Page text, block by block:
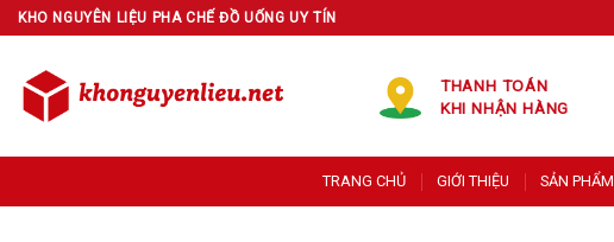
Skip
to
content
KHO NGUYÊN LIỆU PHA CHẾ ĐỒ UỐNG UY TÍN
THANH TOÁN
KHI NHẬN HÀNG
TRANG CHỦ GIỚI THIỆU SẢN PHẨM